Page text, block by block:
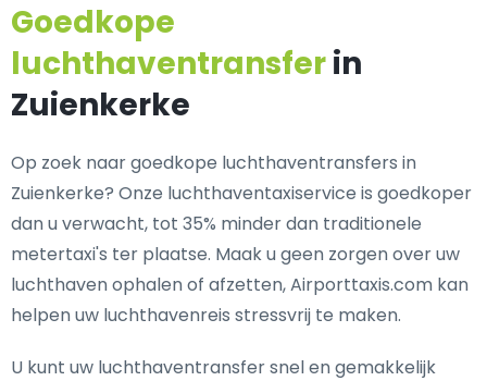
Goedkope
luchthaventransferin
Zuienkerke
Op zoek naar goedkope luchthaventransfers in
Zuienkerke? Onze luchthaventaxiservice is goedkoper
dan u verwacht, tot 35% minder dan traditionele
metertaxi's ter plaatse. Maak u geen zorgen over uw
luchthaven ophalen of afzetten, Airporttaxis.com kan
helpen uw luchthavenreis stressvrij te maken.
U kunt uw luchthaventransfer snel en gemakkelijk